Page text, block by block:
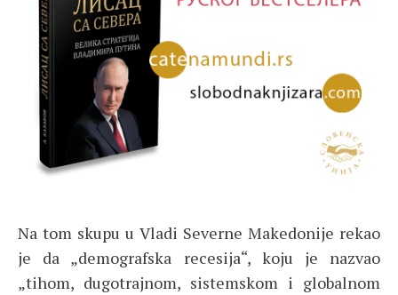
Na tom skupu u Vladi Severne Makedonije rekao
je da „demografska recesija“, koju je nazvao
„tihom, dugotrajnom, sistemskom i globalnom